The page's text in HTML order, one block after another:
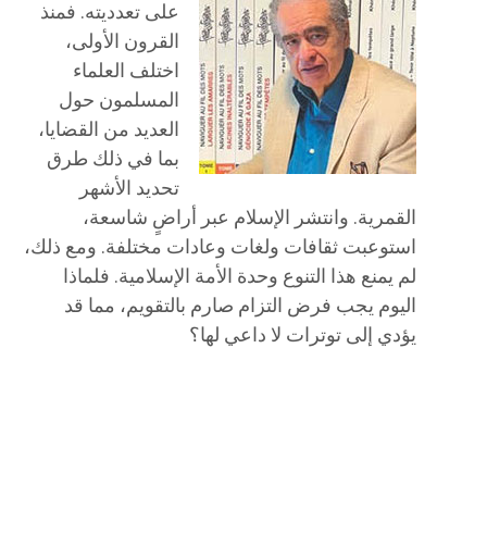
على تعدديته. فمنذ
القرون الأولى،
اختلف العلماء
المسلمون حول
العديد من القضايا،
بما في ذلك طرق
تحديد الأشهر
القمرية. وانتشر الإسلام عبر أراضٍ شاسعة،
استوعبت ثقافات ولغات وعادات مختلفة. ومع ذلك،
لم يمنع هذا التنوع وحدة الأمة الإسلامية. فلماذا
اليوم يجب فرض التزام صارم بالتقويم، مما قد
يؤدي إلى توترات لا داعي لها؟